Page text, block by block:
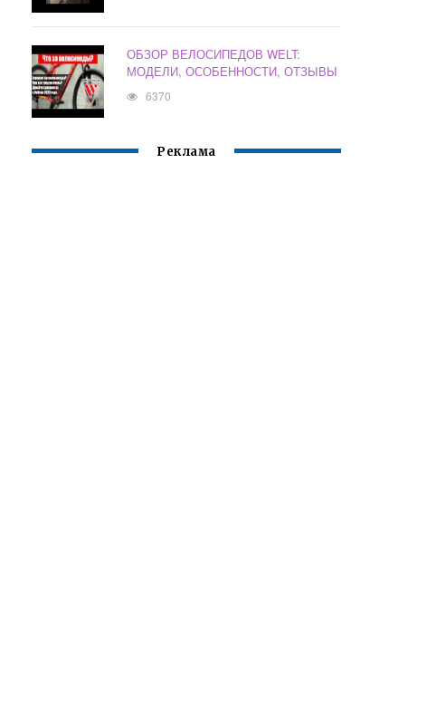
ОБЗОР ВЕЛОСИПЕДОВ WELT:
МОДЕЛИ, ОСОБЕННОСТИ, ОТЗЫВЫ
6370
Реклама